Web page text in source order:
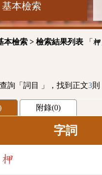
基本檢索
本檢索 > 檢索結果列表 「 柙
查詢「詞目 」，找到正文3則
附錄(0)
字詞
柙